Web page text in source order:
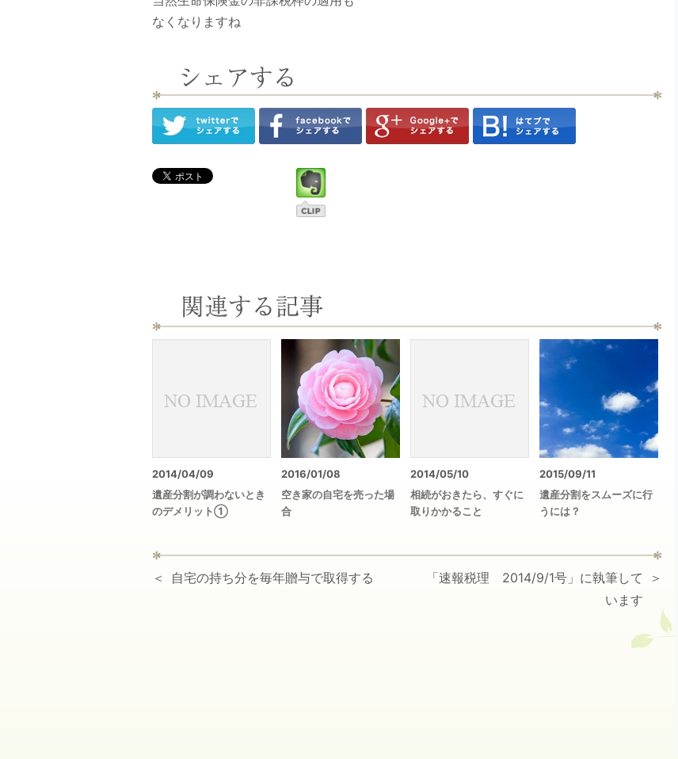
なくなりますね
2014/04/09
遺産分割が調わないとき
のデメリット①
2016/01/08
空き家の自宅を売った場
合
2014/05/10
相続がおきたら、すぐに
取りかかること
2015/09/11
遺産分割をスムーズに行
うには？
自宅の持ち分を毎年贈与で取得する
「速報税理 2014/9/1号」に執筆して
います